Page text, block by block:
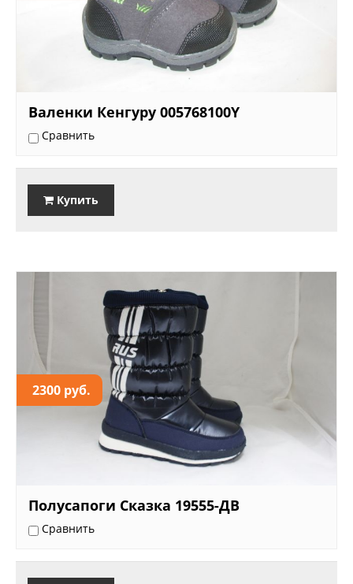
Валенки Кенгуру 005768100Y
Сравнить
Купить
2300 руб.
Полусапоги Сказка 19555-ДВ
Сравнить